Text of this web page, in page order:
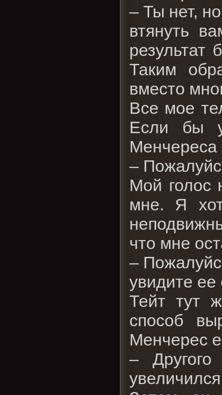
– Ты нет,
втянуть
Таким
вместо
Все мое
Если бы
Менчереса
–
Мой голос
мне. Я
что мне
–
увидите
Тейт тут
способ
Менчерес
–